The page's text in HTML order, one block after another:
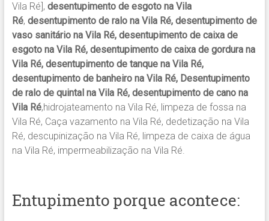
Vila Ré], desentupimento de esgoto na Vila
Ré, desentupimento de ralo na Vila Ré, desentupimento de
vaso sanitário na Vila Ré, desentupimento de caixa de
esgoto na Vila Ré, desentupimento de caixa de gordura na
Vila Ré, desentupimento de tanque na Vila Ré,
desentupimento de banheiro na Vila Ré, Desentupimento
de ralo de quintal na Vila Ré, desentupimento de cano na
Vila Ré,hidrojateamento na Vila Ré, limpeza de fossa na
Vila Ré, Caça vazamento na Vila Ré, dedetização na Vila
Ré, descupinização na Vila Ré, limpeza de caixa de água
na Vila Ré, impermeabilização na Vila Ré.
Entupimento porque acontece: